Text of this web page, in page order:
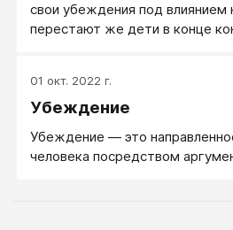
свои убеждения под
перестают же дети в конце
нередко для изменения
веские доказательства, чем
01 окт. 2022 г.
Убеждение
Убеждение — это
человека посредством